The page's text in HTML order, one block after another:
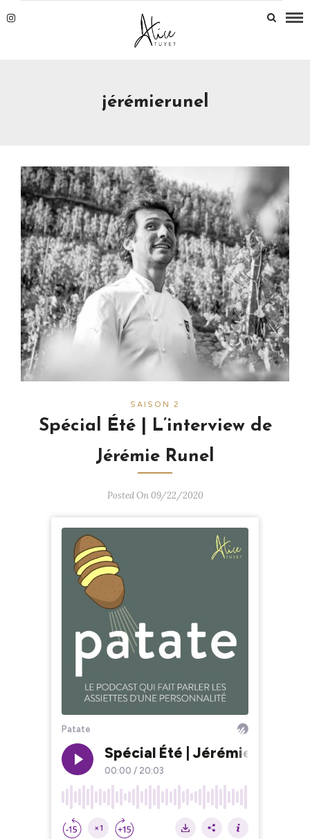
jérémierunel
SAISON 2
Spécial Été | L’interview de
Jérémie Runel
Posted On 09/22/2020